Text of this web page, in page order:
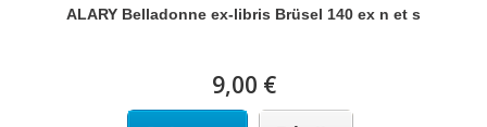
ALARY Belladonne ex-libris Brüsel 140 ex n et s
9,00 €